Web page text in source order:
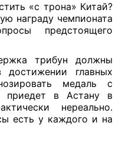
«с трона» Китай?
награду чемпионата
предстоящего
трибун должны
главных
медаль с
приедет в Астану в
нереально.
есть у каждого и на